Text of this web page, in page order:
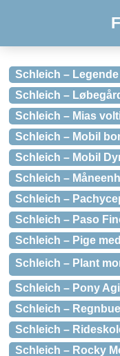
Schleich – Legende
Schleich –
Schleich – Mias
Schleich – Mobil
Schleich – Mobil
Schleich –
Schleich –
Schleich – Paso
Schleich – Pige
Schleich – Plant
Schleich – Pony
Schleich –
Schleich –
Schleich – Rocky